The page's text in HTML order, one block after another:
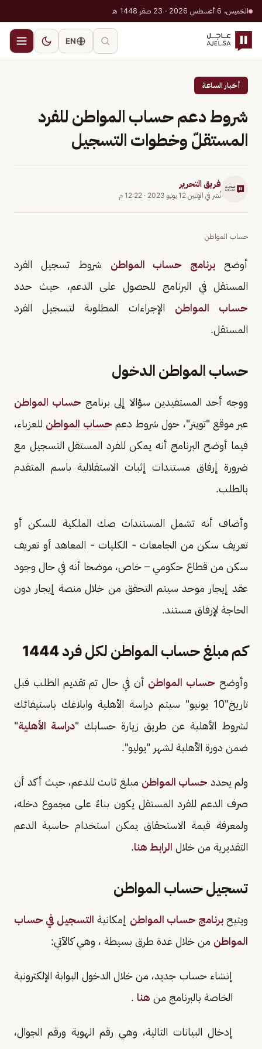
الخميس، 6 أغسطس 2026 · 23 صفر 1448 هـ
EN
أخبار الساعة
شروط دعم حساب المواطن للفرد
المستقلّ وخطوات التسجيل
فريق التحرير
نُشر في الإثنين 12 يونيو 2023 · 12:22 م
حساب المواطن
أوضح برنامج حساب المواطن شروط تسجيل الفرد
المستقل في البرنامج للحصول على الدعم، حيث حدد
حساب المواطن الإجراءات المطلوبة لتسجيل الفرد
المستقل.
حساب المواطن الدخول
ووجه أحد المستفيدين سؤالا إلى برنامج حساب المواطن
عبر موقع "تويتر"، حول شروط دعم حساب المواطن للعزباء،
فيما أوضح البرنامج أنه يمكن للفرد المستقل التسجيل مع
ضرورة إرفاق مستندات إثبات الاستقلالية باسم المتقدم
بالطلب.
وأضاف أنه تشمل المستندات صك الملكية للسكن أو
تعريف سكن من الجامعات - الكليات - المعاهد أو تعريف
سكن من قطاع حكومي – خاص، موضحا أنه في حال وجود
عقد إيجار موحد سيتم التحقق من خلال منصة إيجار دون
الحاجة لإرفاق مستند.
كم مبلغ حساب المواطن لكل فرد 1444
وأوضح حساب المواطن أن في حال تم تقديم الطلب قبل
تاريخ"10 يونيو" سيتم دراسة الأهلية وابلاغك باستيفائك
لشروط الأهلية عن طريق زيارة حسابك "دراسة الأهلية"
ضمن دورة الأهلية لشهر "يوليو".
ولم يحدد حساب المواطن مبلغ ثابت للدعم، حيث أكد أن
صرف الدعم للفرد المستقل يكون بناءً على مجموع دخله،
ولمعرفة قيمة الاستحقاق يمكن استخدام حاسبة الدعم
التقديرية من خلال الرابط هنا.
تسجيل حساب المواطن
ويتيحبرنامج حساب المواطن إمكانية التسجيل في حساب
المواطن من خلال عدة طرق بسيطة ، وهي كالآتي:
إنشاء حساب جديد، من خلال الدخول البوابة الإلكترونية
الخاصة بالبرنامج من هنا .
إدخال البيانات التالية، وهي رقم الهوية ورقم الجوال،